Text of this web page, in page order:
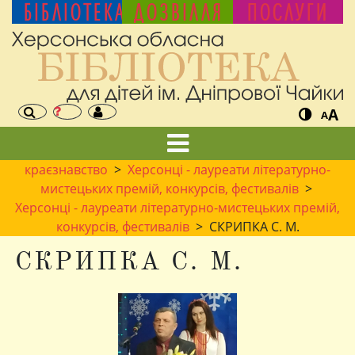
БІБЛІОТЕКА ДОЗВІЛЛЯ ПОСЛУГИ
AA
краєзнавство > Херсонці - лауреати літературно-
мистецьких премій, конкурсів, фестивалів>
Херсонці - лауреати літературно-мистецьких премій,
конкурсів, фестивалів> СКРИПКА С. М.
СКРИПКА С. М.